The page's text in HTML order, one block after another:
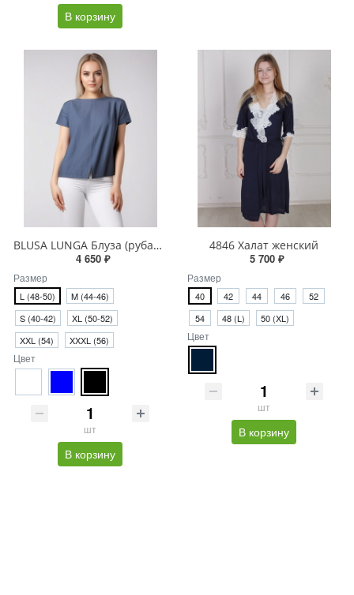
В корзину
BLUSA LUNGA Блуза (рубашка) длинная
4 650 ₽
Размер
L (48-50)
M (44-46)
S (40-42)
XL (50-52)
XXL (54)
XXXL (56)
Цвет
шт
В корзину
4846 Халат женский
5 700 ₽
Размер
40 42 44 46
52
54
48 (L) 50 (XL)
Цвет
шт
В корзину